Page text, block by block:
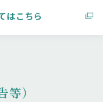
はこちら
）